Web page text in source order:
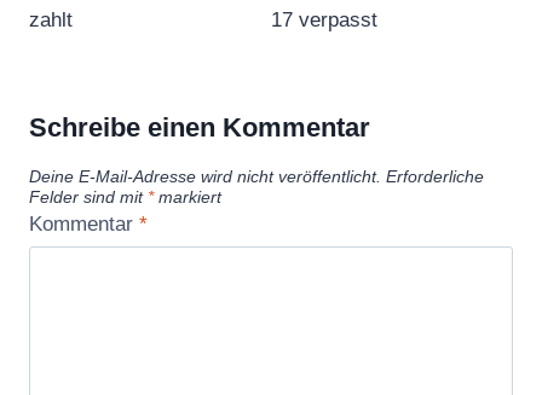
zahlt
17 verpasst
Schreibe einen Kommentar
Deine E-Mail-Adresse wird nicht veröffentlicht. Erforderliche
Felder sind mit *markiert
Kommentar *